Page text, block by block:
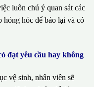
luôn chú ý quan sát các
hỏng hóc để báo lại và có
đạt yêu cầu hay không
vệ sinh, nhân viên sẽ